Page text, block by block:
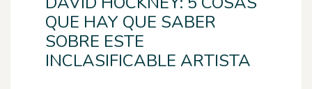
QUE HAY QUE SABER
SOBRE ESTE
INCLASIFICABLE ARTISTA